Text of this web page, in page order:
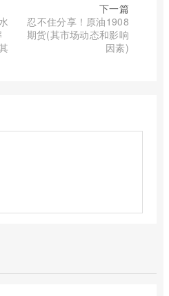
下一篇
忍不住分享！原油1908
期货(其市场动态和影响
因素)